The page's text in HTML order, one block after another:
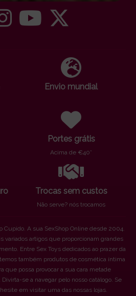
Envio mundial
Portes grátis
Acima de €40*
Trocas sem custos
Não serve? nós trocamos
Cupido. A sua SexShop Online desde 2004.
variados artigos que proporcionam grandes
Entre Sex Toys dedicados ao prazer da
também produtos de cosmética íntima
que possa provocar a sua cara metade
se a navegar pelo nosso catálogo. Se
em visitar uma das nossas lojas.